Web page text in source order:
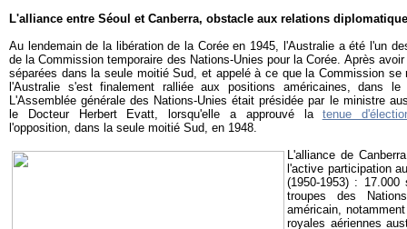
L'alliance entre Séoul et Canberra, obstacle aux relations
Au lendemain de la libération de la Corée en 1945, l'Australie a été l'un
de la Commission temporaire des Nations-Unies pour la Corée. Après
séparées dans la seule moitié Sud, et appelé à ce que la Commission se
l'Australie s'est finalement ralliée aux positions américaines, dans
L'Assemblée générale des Nations-Unies était présidée par le ministre
le Docteur Herbert Evatt, lorsqu'elle a approuvé la
tenue
l'opposition, dans la seule moitié Sud, en 1948.
L'alliance de
l'active participation
(1950-1953) :
troupes des
américain,
royales aériennes